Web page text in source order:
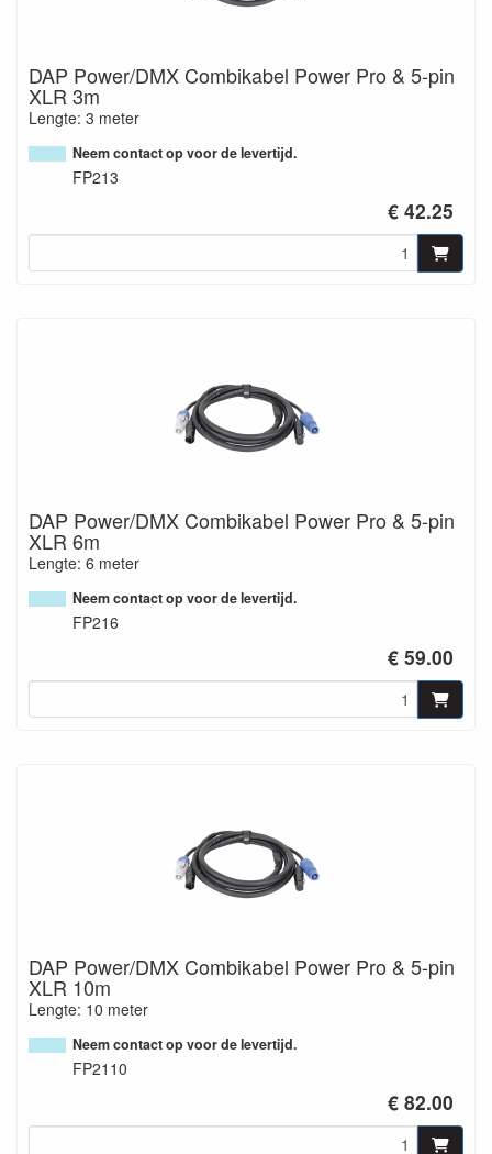
DAP Power/DMX Combikabel Power Pro & 5-pin
XLR 3m
Lengte: 3 meter
Neem contact op voor de levertijd.
FP213
€ 42.25
DAP Power/DMX Combikabel Power Pro & 5-pin
XLR 6m
Lengte: 6 meter
Neem contact op voor de levertijd.
FP216
€ 59.00
DAP Power/DMX Combikabel Power Pro & 5-pin
XLR 10m
Lengte: 10 meter
Neem contact op voor de levertijd.
FP2110
€ 82.00